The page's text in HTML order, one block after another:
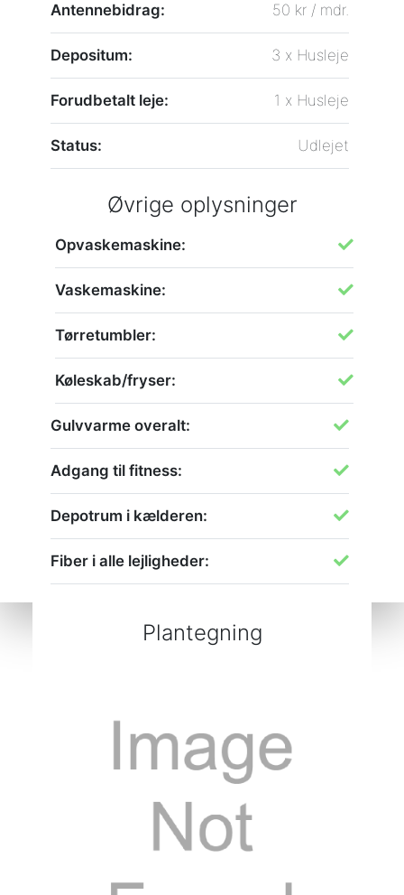
Antennebidrag: 50 kr / mdr.
Depositum: 3 x Husleje
Forudbetalt leje: 1 x Husleje
Status: Udlejet
Øvrige oplysninger
Opvaskemaskine:
Vaskemaskine:
Tørretumbler:
Køleskab/fryser:
Gulvvarme overalt:
Adgang til fitness:
Depotrum i kælderen:
Fiber i alle lejligheder:
Plantegning